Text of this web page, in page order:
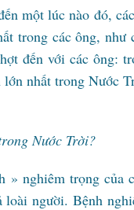
một lúc nào đó,
trong các ông,
đến với các ông:
nhất trong Nước
Nước Trời?
» nghiêm trọng của
người. Bệnh